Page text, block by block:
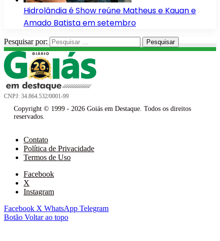
Hidrolândia é Show reúne Matheus e Kauan e
Amado Batista em setembro
Pesquisar por:
CNPJ: 34.864.532/0001-99
Copyright © 1999 - 2026 Goiás em Destaque. Todos os direitos
reservados.
Contato
Política de Privacidade
Termos de Uso
Facebook
X
Instagram
Facebook X WhatsApp Telegram
Botão Voltar ao topo